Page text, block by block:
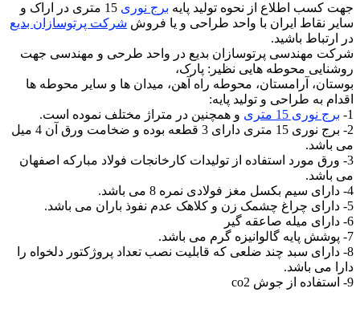
جهت کسب اطلاع از نحوه تولید پایه برج نوری
15 متری در اراک و
سایر نقاط ایران با واحد طراحی و یا فروش شرکت پرتوسازان بدیع
در ارتباط باشید.
شرکت مهندسی پرتوسازان بدیع در واحد طرحی و مهندسی جهت
روشنایی محوطه هایی نظیر: پارک،
بوستان، آرامستان، محوطه راه آهن، میدان ها و سایر محوطه ها
اقدام به طراحی و تولید پایه:
1-
برج نوری 15 متری
و همچنین در متراژ مختلف نموده است.
2- برج نوری 15 متری دارای 3 قطعه بوده و ضخامت ورق آن 4 میل
می باشد.
3- ورق مورد استفاده از تولیدات کارخانجات فولاد مبارکه اصفهان
می باشد.
4- دارای سیم بکسل مغز فولادی نمره 8 می باشد.
5- دارای چراغ چشمک زن و کلاهک عدم نفوذ باران می باشد.
6- دارای میله صاعقه گیر
7- پوشش پایه گالوانیزه گرم می باشد.
8- دارای سبد چند ضلعی که قابلیت نصب تعداد پروژکتور دلخواه را
دارا می باشد.
9- استفاده از جوش co2